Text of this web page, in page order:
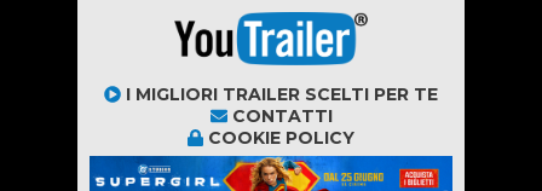
I MIGLIORI TRAILER SCELTI PER TE
CONTATTI
COOKIE POLICY